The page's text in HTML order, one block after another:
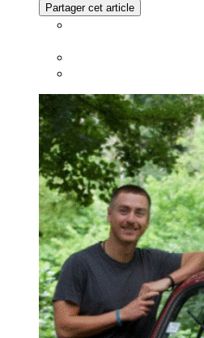
Partager cet article